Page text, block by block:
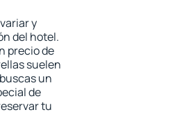
y
del hotel.
precio de
suelen
un
de
tu